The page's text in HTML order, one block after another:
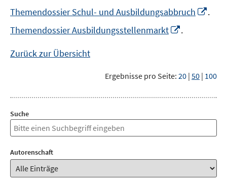
Themendossier Schul- und Ausbildungsabbruch
.
Themendossier Ausbildungsstellenmarkt
.
Zurück zur Übersicht
Ergebnisse pro Seite: 20 | 50 | 100
Suche
Autorenschaft